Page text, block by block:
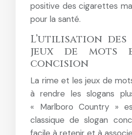
positive des cigarettes
pour la santé.
L’utilisation des
jeux de mots
concision
La rime et les jeux de
à rendre les slogans
« Marlboro Country »
classique de slogan